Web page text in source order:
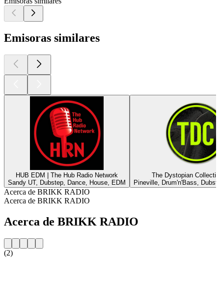
Emisoras similares
HUB EDM | The Hub Radio Network
Sandy UT, Dubstep, Dance, House, EDM
The Dystopian
Pineville, Drum'n'Bass,
Acerca de BRIKK RADIO
Acerca de BRIKK RADIO
Acerca de BRIKK RADIO
(2)